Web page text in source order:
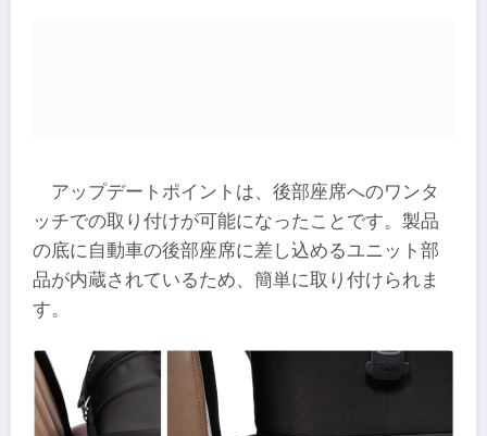
アップデートポイントは、後部座席へのワンタ
ッチでの取り付けが可能になったことです。製品
の底に自動車の後部座席に差し込めるユニット部
品が内蔵されているため、簡単に取り付けられま
す。